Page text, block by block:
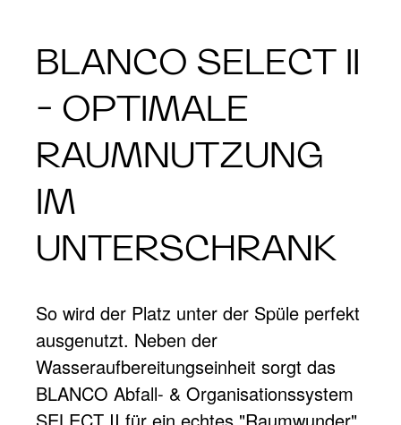
BLANCO SELECT II
- OPTIMALE
RAUMNUTZUNG
IM
UNTERSCHRANK
So wird der Platz unter der Spüle perfekt
ausgenutzt. Neben der
Wasseraufbereitungseinheit sorgt das
BLANCO Abfall- & Organisationssystem